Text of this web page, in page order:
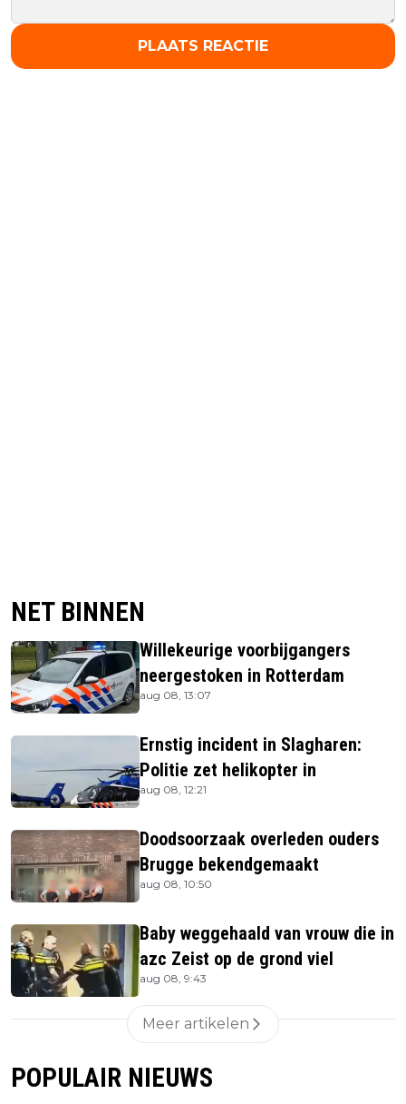
PLAATS REACTIE
NET BINNEN
Willekeurige voorbijgangers
neergestoken in Rotterdam
aug 08, 13:07
Ernstig incident in Slagharen:
Politie zet helikopter in
aug 08, 12:21
Doodsoorzaak overleden ouders
Brugge bekendgemaakt
aug 08, 10:50
Baby weggehaald van vrouw die in
azc Zeist op de grond viel
aug 08, 9:43
Meer artikelen
POPULAIR NIEUWS